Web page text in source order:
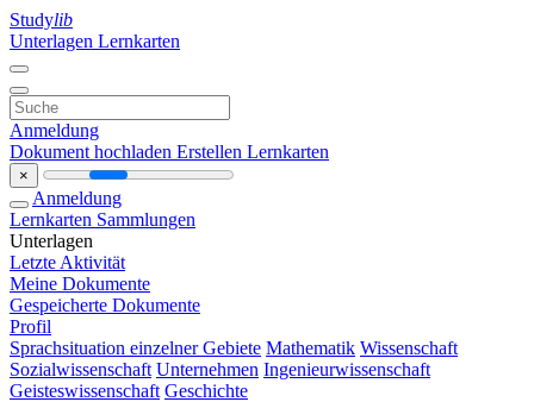
Studylib
Unterlagen Lernkarten
Anmeldung
Dokument hochladen Erstellen Lernkarten
×
Anmeldung
Lernkarten Sammlungen
Unterlagen
Letzte Aktivität
Meine Dokumente
Gespeicherte Dokumente
Profil
Sprachsituation einzelner Gebiete Mathematik Wissenschaft
Sozialwissenschaft Unternehmen Ingenieurwissenschaft
Geisteswissenschaft Geschichte